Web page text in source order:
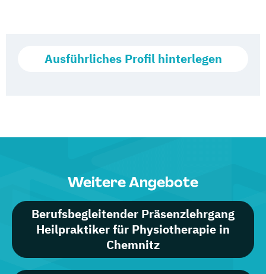
Ausführliches Profil hinterlegen
Weitere Angebote
Berufsbegleitender Präsenzlehrgang
Heilpraktiker für Physiotherapie in
Chemnitz